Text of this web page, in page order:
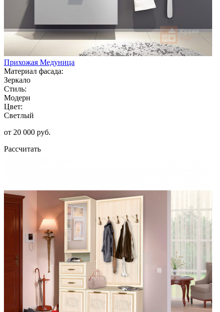
Прихожая Медуница
Материал фасада:
Зеркало
Стиль:
Модерн
Цвет:
Светлый
от 20 000 руб.
Рассчитать